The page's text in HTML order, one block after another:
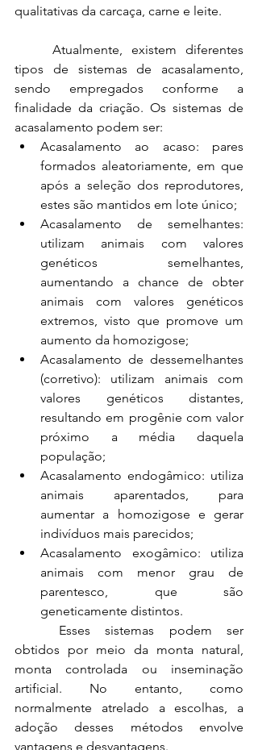
qualitativas da carcaça, carne e leite.
Atualmente, existem diferentes
tipos de sistemas de acasalamento,
sendo empregados conforme a
finalidade da criação. Os sistemas de
acasalamento podem ser:
Acasalamento ao acaso: pares
formados aleatoriamente, em que
após a seleção dos reprodutores,
estes são mantidos em lote único;
Acasalamento de semelhantes:
utilizam animais com valores
genéticos semelhantes,
aumentando a chance de obter
animais com valores genéticos
extremos, visto que promove um
aumento da homozigose;
Acasalamento de dessemelhantes
(corretivo): utilizam animais com
valores genéticos distantes,
resultando em progênie com valor
próximo a média daquela
população;
Acasalamento endogâmico: utiliza
animais aparentados, para
aumentar a homozigose e gerar
indivíduos mais parecidos;
Acasalamento exogâmico: utiliza
animais com menor grau de
parentesco, que são
geneticamente distintos.
Esses sistemas podem ser
obtidos por meio da monta natural,
monta controlada ou inseminação
artificial. No entanto, como
normalmente atrelado a escolhas, a
adoção desses métodos envolve
vantagens e desvantagens.